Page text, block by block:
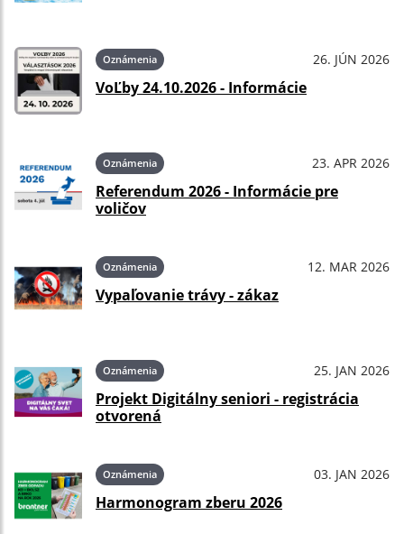
Oznámenia 26. JÚN 2026
VoĽby 24.10.2026 - Informácie
Oznámenia 23. APR 2026
Referendum 2026 - Informácie pre
voličov
Oznámenia 12. MAR 2026
Vypaľovanie trávy - zákaz
Oznámenia 25. JAN 2026
Projekt Digitálny seniori - registrácia
otvorená
Oznámenia 03. JAN 2026
Harmonogram zberu 2026